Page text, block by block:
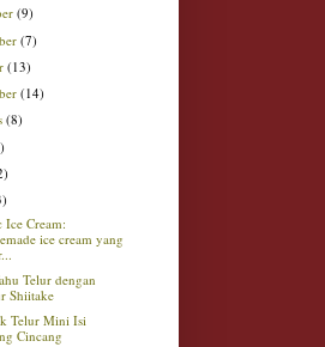
(9)
(7)
(13)
(14)
(8)
Ice Cream:
ice cream yang
Telur dengan
Shiitake
Telur Mini Isi
Cincang